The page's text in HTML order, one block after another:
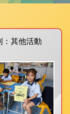
：其他活動